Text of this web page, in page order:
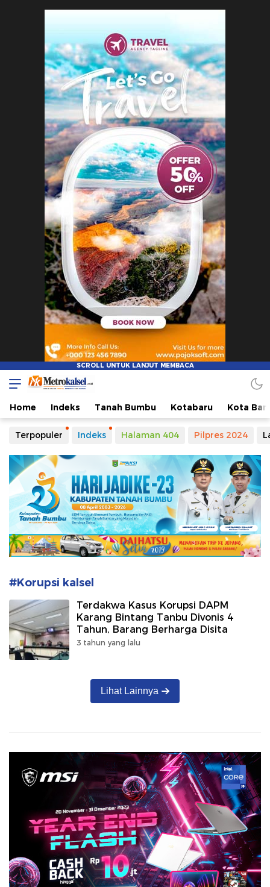
Metro Kalsel
Media Online Terkini, Faktual dan Mendidik
Home Indeks Tanah Bumbu Kotabaru Kota
Terpopuler Indeks Halaman 404 Pilpres 2024
#Korupsi kalsel
Terdakwa Kasus Korupsi DAPM
Karang Bintang Tanbu Divonis 4
Tahun, Barang Berharga Disita
3 tahun yang lalu
Lihat Lainnya